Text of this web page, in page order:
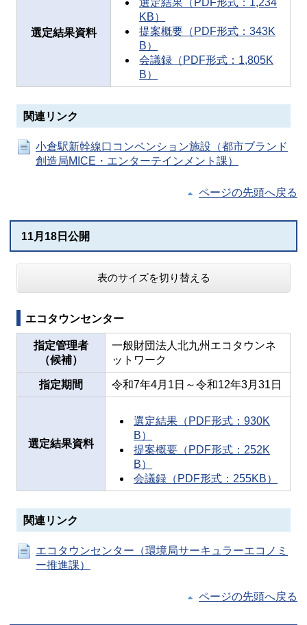
選定結果資料
KB）
提案概要（PDF形式：343K
B）
会議録（PDF形式：1,805K
B）
関連リンク
小倉駅新幹線口コンベンション施設（都市ブランド
創造局MICE・エンターテインメント課）
ページの先頭へ戻る
11月18日公開
表のサイズを切り替える
エコタウンセンター
指定管理者
（候補）
一般財団法人北九州エコタウンネ
ットワーク
指定期間 令和7年4月1日～令和12年3月31日
選定結果資料
選定結果（PDF形式：930K
B）
提案概要（PDF形式：252K
B）
会議録（PDF形式：255KB）
関連リンク
エコタウンセンター（環境局サーキュラーエコノミ
ー推進課）
ページの先頭へ戻る